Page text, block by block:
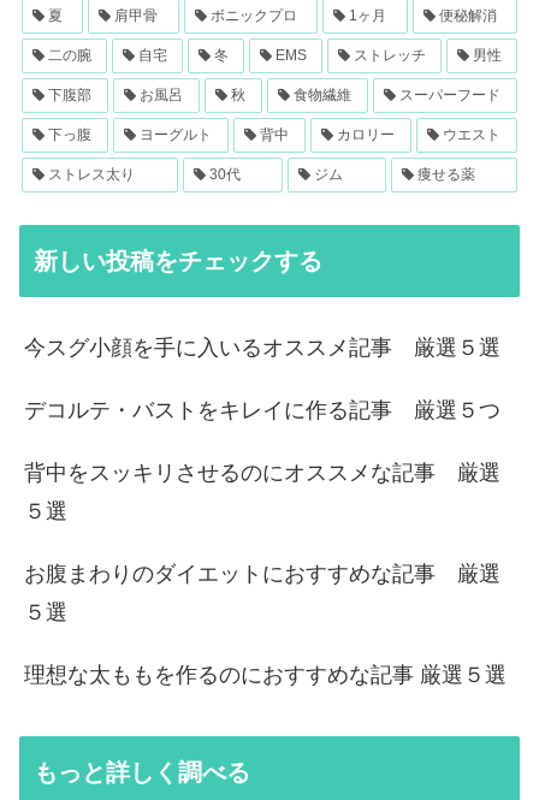
夏 肩甲骨 ボニックプロ 1ヶ月 便秘解消
二の腕 自宅 冬 EMS ストレッチ 男性
下腹部 お風呂 秋 食物繊維 スーパーフード
下っ腹 ヨーグルト 背中 カロリー ウエスト
ストレス太り 30代 ジム 痩せる薬
新しい投稿をチェックする
今スグ小顔を手に入いるオススメ記事 厳選５選
デコルテ・バストをキレイに作る記事 厳選５つ
背中をスッキリさせるのにオススメな記事 厳選
５選
お腹まわりのダイエットにおすすめな記事 厳選
５選
理想な太ももを作るのにおすすめな記事 厳選５選
もっと詳しく調べる